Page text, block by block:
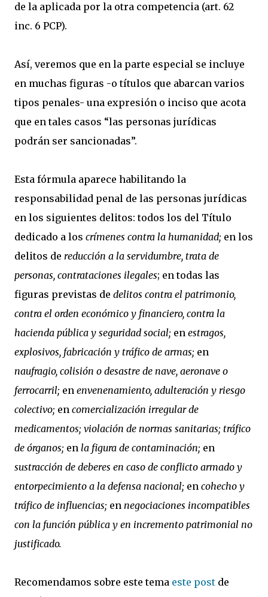
de la aplicada por la otra competencia (art. 62
inc. 6 PCP).
Así, veremos que en la parte especial se incluye
en muchas figuras -o títulos que abarcan varios
tipos penales- una expresión o inciso que acota
que en tales casos “las personas jurídicas
podrán ser sancionadas”.
Esta fórmula aparece habilitando la
responsabilidad penal de las personas jurídicas
en los siguientes delitos: todos los del Título
dedicado a los crímenes contra la humanidad; en los
delitos de reducción a la servidumbre, trata de
personas, contrataciones ilegales; en todas las
figuras previstas de delitos contra el patrimonio,
contra el orden económico y financiero, contra la
hacienda pública y seguridad social; en estragos,
explosivos, fabricación y tráfico de armas; en
naufragio, colisión o desastre de nave, aeronave o
ferrocarril; en envenenamiento, adulteración y riesgo
colectivo; en comercialización irregular de
medicamentos; violación de normas sanitarias; tráfico
de órganos; en la figura de contaminación; en
sustracción de deberes en caso de conflicto armado y
entorpecimiento a la defensa nacional; en cohecho y
tráfico de influencias; en negociaciones incompatibles
con la función pública y en incremento patrimonial no
justificado.
Recomendamos sobre este tema este post de